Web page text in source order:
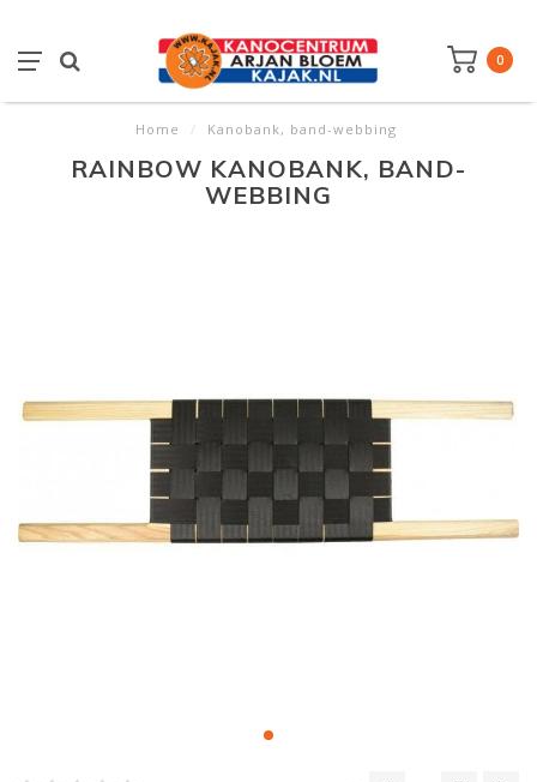
0
Home / Kanobank, band-webbing
RAINBOW KANOBANK, BAND-
WEBBING